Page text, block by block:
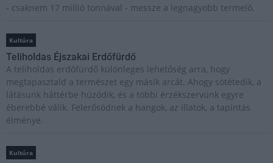
- csaknem 17 millió tonnával - messze a legnagyobb termelő.
Kultúra
Teliholdas Éjszakai Erdőfürdő
A teliholdas erdőfürdő különleges lehetőség arra, hogy
megtapasztald a természet egy másik arcát. Ahogy sötétedik, a
látásunk háttérbe húzódik, és a többi érzékszervünk egyre
éberebbé válik. Felerősödnek a hangok, az illatok, a tapintás
élménye.
Kultúra